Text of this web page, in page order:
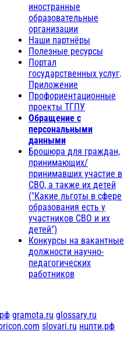
иностранные
образовательные
организации
Наши партнёры
Полезные ресурсы
Портал
государственных услуг.
Приложение
Профориентационные
проекты ТГПУ
Обращение с
персональными
данными
Брошюра для граждан,
принимающих/
принимавших участие в
СВО, а также их детей
("Какие льготы в сфере
образования есть у
участников СВО и их
детей")
Конкурсы на вакантные
должности научно-
педагогических
работников
gramota.ru glossary.ru
slovari.ru нцпти.рф